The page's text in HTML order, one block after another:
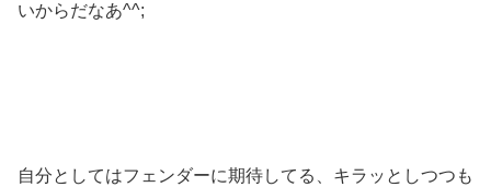
いからだなあ^^;
自分としてはフェンダーに期待してる、キラッとしつつも